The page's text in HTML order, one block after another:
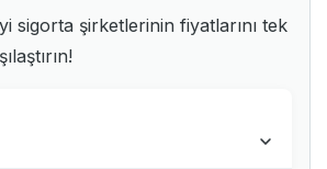
sigorta şirketlerinin fiyatlarını tek